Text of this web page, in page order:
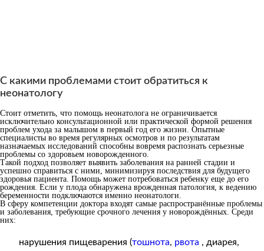
С какими проблемами стоит обратиться к
неонатологу
Стоит отметить, что помощь неонатолога не ограничивается
исключительно консультационной или практической формой решения
проблем ухода за малышом в первый год его жизни. Опытные
специалисты во время регулярных осмотров и по результатам
назначаемых исследований способны вовремя распознать серьезные
проблемы со здоровьем новорожденного.
Такой подход позволяет выявить заболевания на ранней стадии и
успешно справиться с ними, минимизируя последствия для будущего
здоровья пациента. Помощь может потребоваться ребенку еще до его
рождения. Если у плода обнаружена врожденная патология, к ведению
беременности подключаются именно неонатологи.
В сферу компетенции доктора входят самые распространённые проблемы
и заболевания, требующие срочного лечения у новорождённых. Среди
них:
нарушения пищеварения (тошнота, рвота , диарея,